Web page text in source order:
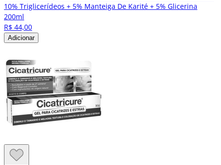
10% Triglicerídeos + 5% Manteiga De Karité + 5% Glicerina
200ml
R$ 44,00
Adicionar